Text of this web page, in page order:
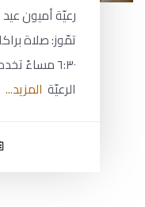
تمّوز: صلاة
٦:٣٠ مساءً
الرعيّة المزيد...